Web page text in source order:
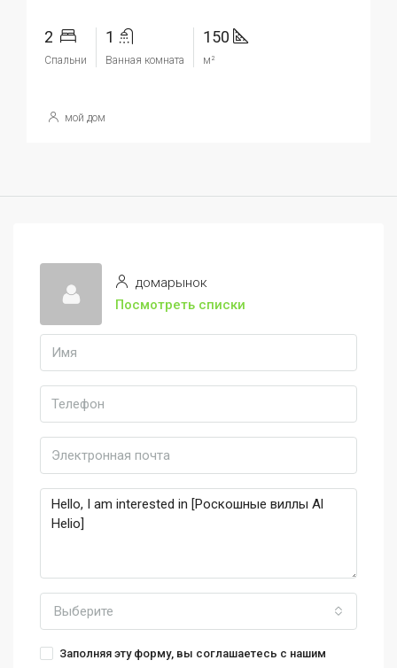
2
Спальни
1
Ванная комната
150
м²
мой дом
домарынок
Посмотреть списки
Выберите
Заполняя эту форму, вы соглашаетесь с нашим